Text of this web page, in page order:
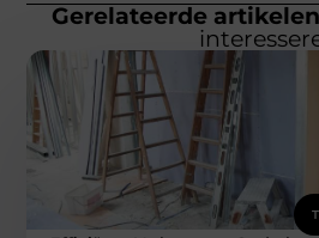
Gerelateerde artikelen